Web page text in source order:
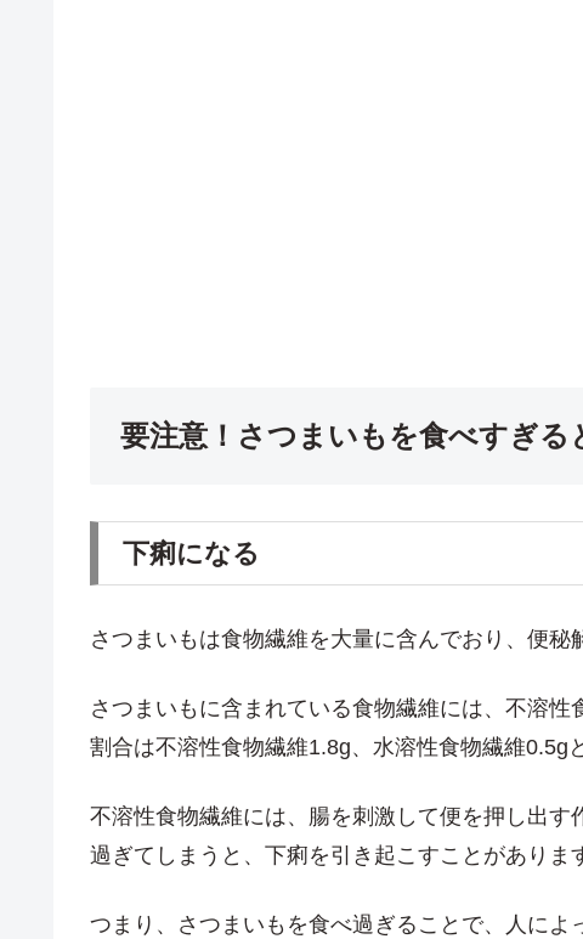
要注意！さつまいもを食べすぎる
下痢になる
さつまいもは食物繊維を大量に含んでおり、便秘
さつまいもに含まれている食物繊維には、不溶
割合は不溶性食物繊維1.8g、水溶性食物繊維0.5g
不溶性食物繊維には、腸を刺激して便を押し出
過ぎてしまうと、下痢を引き起こすことがありま
つまり、さつまいもを食べ過ぎることで、人に